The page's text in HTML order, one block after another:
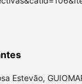
Estevão,